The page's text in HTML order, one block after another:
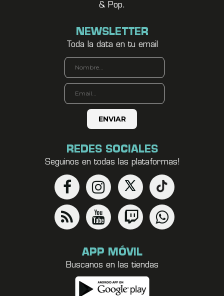
& Pop.
NEWSLETTER
Toda la data en tu email
REDES SOCIALES
Seguinos en todas las plataformas!
APP MÓVIL
Buscanos en las tiendas